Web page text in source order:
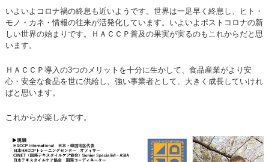
いよいよコロナ禍の終息も近いようです。世界は一足早く終息し、ヒト・
モノ・カネ・情報の往来が活発化しています。いよいよポストコロナの新
しい世界の始まりです。ＨＡＣＣＰ普及の果実が実るのもこれからだと思
います。
ＨＡＣＣＰ導入の3つのメリットを十分に生かして、食品産業がより安
心・安全な食品を世に供給し、強い事業者として、大きく成長していけれ
ばと思います。
これからが楽しみです。